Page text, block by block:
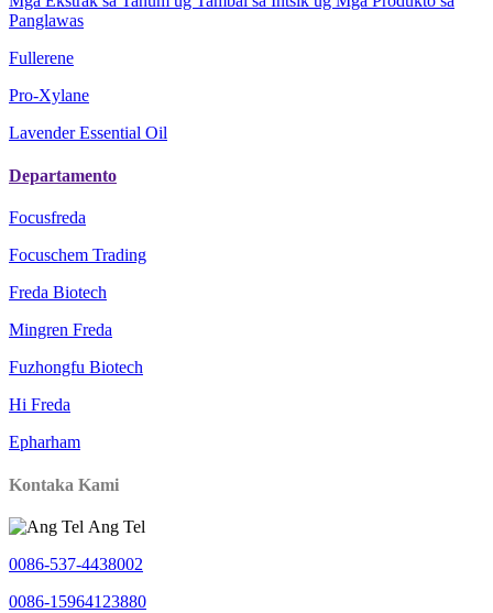
Panglawas
Fullerene
Pro-Xylane
Lavender Essential Oil
Departamento
Focusfreda
Focuschem Trading
Freda Biotech
Mingren Freda
Fuzhongfu Biotech
Hi Freda
Epharham
Kontaka Kami
Ang Tel
0086-537-4438002
0086-15964123880